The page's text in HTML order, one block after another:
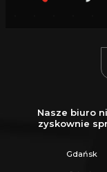
Nasze biuro
zyskownie
Gdańsk